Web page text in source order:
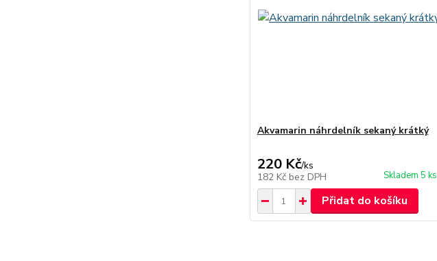
Akvamarin náhrdelník sekaný krátký
220 Kč/ks
182 Kč bez DPH Skladem 5 ks
Přidat do košíku